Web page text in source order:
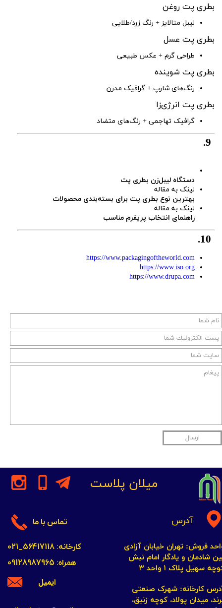
بطری پت روغن
لیبل متالایز + رنگ زرد/طلایی
بطری پت عسل
طراحی گرم + عکس طبیعی
بطری پت شوینده
رنگ‌های شارپ + گرافیک مدرن
بطری پت انرژی‌زا
گرافیک تهاجمی + رنگ‌های متضاد
دستگاه لیبل‌زن بطری پت
لینک به مقاله
بهترین نوع بطری پت برای بسته‌بندی محصولات
لینک به مقاله
راهنمای انتخاب پریفرم مناسب
https://www.packagingoftheworld.com
https://www.iso.org
https://www.drupa.com
ارسال
تماس با ما
میلان پلاست
کارخانه: 56417118_021
همراه: 09128987965
آدرس
فروش: تهران خیابان آزادی
شادمان و یادگار امام نبش
سهیل پلاک ۱ واحد ۳​​​​​​​
کارخانه: شهرک صنعتی
میدان پولاد، کوچه زنبق،
ایمیل